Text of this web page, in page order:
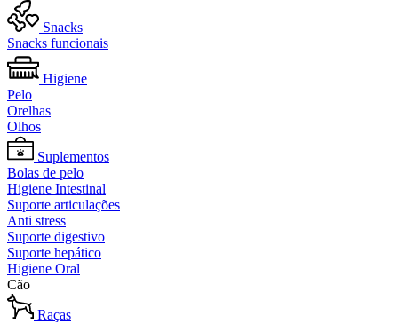
Snacks
Snacks funcionais
Higiene
Pelo
Orelhas
Olhos
Suplementos
Bolas de pelo
Higiene Intestinal
Suporte articulações
Anti stress
Suporte digestivo
Suporte hepático
Higiene Oral
Cão
Raças